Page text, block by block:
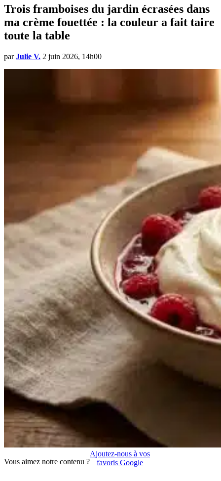
Trois framboises du jardin écrasées dans
ma crème fouettée : la couleur a fait taire
toute la table
par Julie V. 2 juin 2026, 14h00
Vous aimez notre contenu ?
Ajoutez-nous à vos
favoris Google